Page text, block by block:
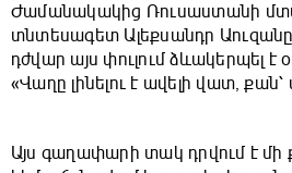
Ժամանակակից Ռուսաստանի
տնտեսագետ Ալեքսանդր
դժվար այս փուլում ձևակերպել
«Վաղը լինելու է ավելի վատ, քան՝
Այս գաղափարի տակ դրվում է մի